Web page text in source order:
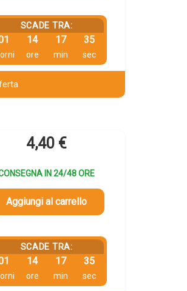
SCADE TRA:
14
ore
17
min
34
sec
4,40 €
IN 24/48 ORE
Aggiungi al carrello
SCADE TRA:
14
ore
17
min
34
sec